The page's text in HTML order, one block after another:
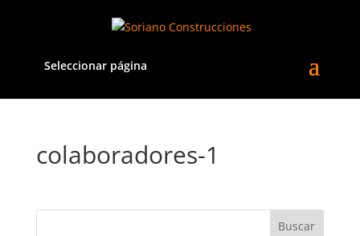
Seleccionar página
colaboradores-1